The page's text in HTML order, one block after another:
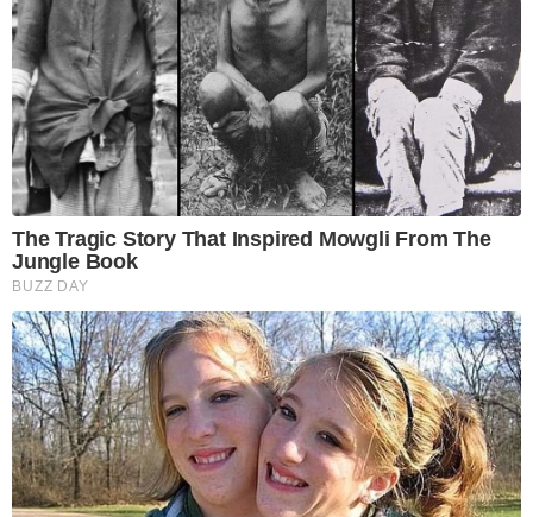
The Tragic Story That Inspired Mowgli From The
Jungle Book
BUZZ DAY